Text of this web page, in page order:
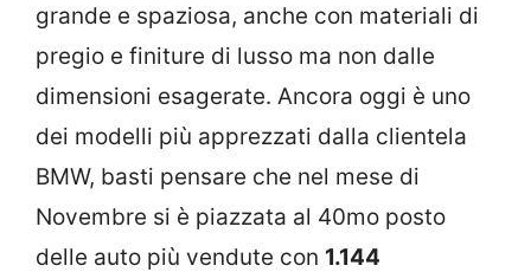
grande e spaziosa, anche con materiali di
pregio e finiture di lusso ma non dalle
dimensioni esagerate. Ancora oggi è uno
dei modelli più apprezzati dalla clientela
BMW, basti pensare che nel mese di
Novembre si è piazzata al 40mo posto
delle auto più vendute con 1.144